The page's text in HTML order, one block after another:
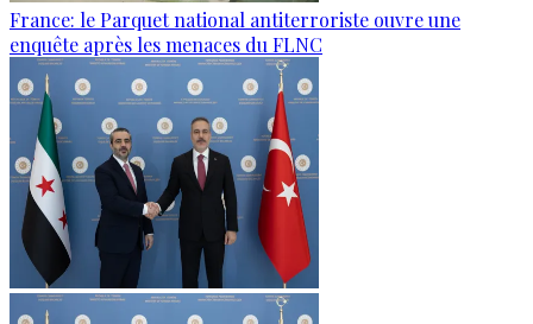
France: le Parquet national antiterroriste ouvre une
enquête après les menaces du FLNC